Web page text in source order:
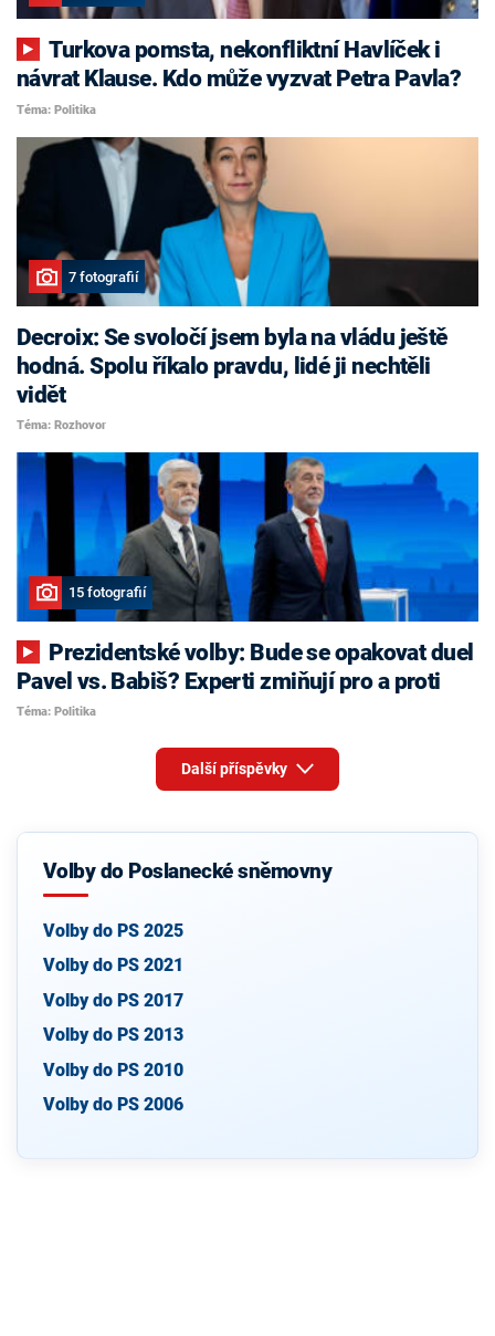
Turkova pomsta, nekonfliktní Havlíček i
návrat Klause. Kdo může vyzvat Petra Pavla?
Téma: Politika
7 fotografií
Decroix: Se svoločí jsem byla na vládu ještě
hodná. Spolu říkalo pravdu, lidé ji nechtěli
vidět
Téma: Rozhovor
15 fotografií
Pavel vs. Babiš? Experti zmiňují pro a proti
Téma: Politika
Další příspěvky
Volby do Poslanecké sněmovny
Volby do PS 2025
Volby do PS 2021
Volby do PS 2017
Volby do PS 2013
Volby do PS 2010
Volby do PS 2006